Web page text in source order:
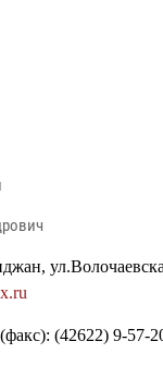
(42622) 9-57-